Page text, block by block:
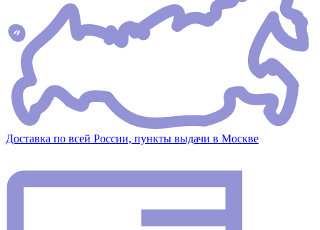
Доставка по всей России, пункты выдачи в Москве